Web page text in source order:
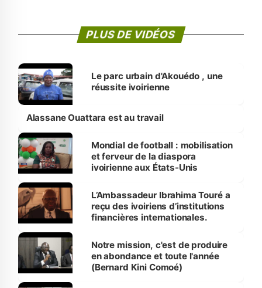
PLUS DE VIDÉOS
Le parc urbain d'Akouédo , une
réussite ivoirienne
Alassane Ouattara est au travail
Mondial de football : mobilisation
et ferveur de la diaspora
ivoirienne aux États-Unis
L’Ambassadeur Ibrahima Touré a
reçu des ivoiriens d’institutions
financières internationales.
Notre mission, c'est de produire
en abondance et toute l'année
(Bernard Kini Comoé)